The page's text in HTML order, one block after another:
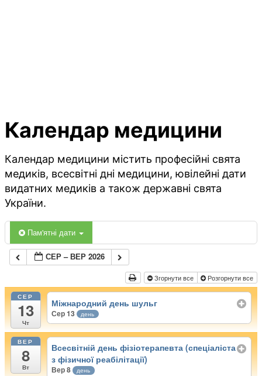
Календар медицини
Календар медицини містить професійні свята
медиків, всесвітні дні медицини, ювілейні дати
видатних медиків а також державні свята
України.
Пам'ятні дати
СЕР – ВЕР 2026
Згорнути все Розгорнути все
СЕР
13
Чт
Міжнародний день шульг
Сер 13 день
ВЕР
8
Вт
Всесвітній день фізіотерапевта (спеціаліста
з фізичної реабілітації)
Вер 8 день